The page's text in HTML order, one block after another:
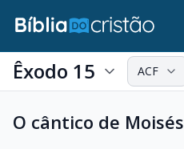
Êxodo 15 ACF
O cântico de Moisés